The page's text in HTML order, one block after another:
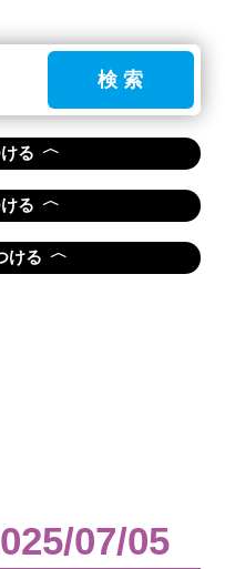
検 索
る 〈
る 〈
ける 〈
07/05